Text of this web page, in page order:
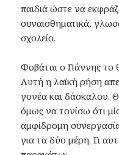
παιδιά ώστε να
συναισθηματικά,
σχολείο.
Φοβάται ο Γιάννης το
Αυτή η λαϊκή ρήση
γονέα και δάσκαλου.
όμως να τονίσω ότι
αμφίδρομη
για τα δύο μέρη. Γι